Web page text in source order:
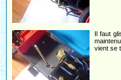
Il faut
vient se